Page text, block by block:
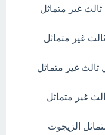
غير متماثل
غير متماثل
ثالث غير متماثل
غير متماثل
الزيجوت